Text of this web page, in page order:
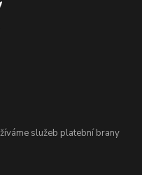
služeb platební brany